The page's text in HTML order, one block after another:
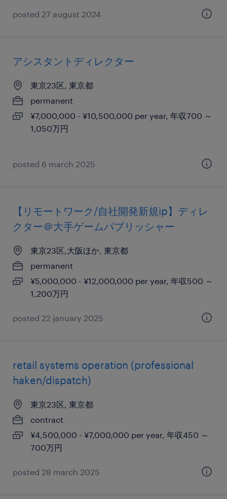
posted 27 august 2024
アシスタントディレクター
東京23区, 東京都
permanent
¥7,000,000 - ¥10,500,000 per year, 年収700 ～
1,050万円
posted 6 march 2025
【リモートワーク/自社開発新規ip】ディレ
クター＠大手ゲームパブリッシャー
東京23区,大阪ほか, 東京都
permanent
¥5,000,000 - ¥12,000,000 per year, 年収500 ～
1,200万円
posted 22 january 2025
retail systems operation (professional
haken/dispatch)
東京23区, 東京都
contract
¥4,500,000 - ¥7,000,000 per year, 年収450 ～
700万円
posted 28 march 2025